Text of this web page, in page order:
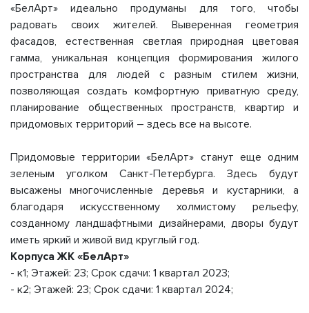
«БелАрт» идеально продуманы для того, чтобы
радовать своих жителей. Выверенная геометрия
фасадов, естественная светлая природная цветовая
гамма, уникальная концепция формирования жилого
пространства для людей с разным стилем жизни,
позволяющая создать комфортную приватную среду,
планирование общественных пространств, квартир и
придомовых территорий – здесь все на высоте.
Придомовые территории «БелАрт» станут еще одним
зеленым уголком Санкт-Петербурга. Здесь будут
высажены многочисленные деревья и кустарники, а
благодаря искусственному холмистому рельефу,
созданному ландшафтными дизайнерами, дворы будут
иметь яркий и живой вид круглый год.
Корпуса ЖК «БелАрт»
- к1; Этажей: 23; Срок сдачи: 1 квартал 2023;
- к2; Этажей: 23; Срок сдачи: 1 квартал 2024;